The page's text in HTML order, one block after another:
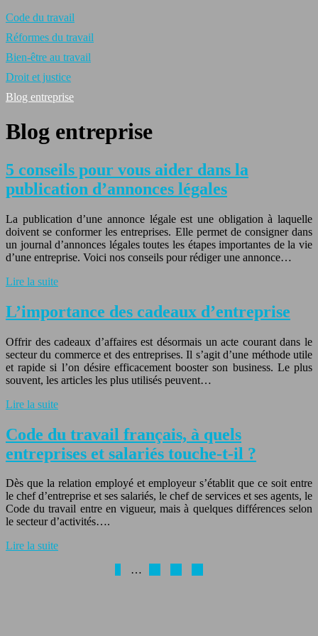
Code du travail
Réformes du travail
Bien-être au travail
Droit et justice
Blog entreprise
Blog entreprise
5 conseils pour vous aider dans la
publication d’annonces légales
La publication d’une annonce légale est une obligation à laquelle
doivent se conformer les entreprises. Elle permet de consigner dans
un journal d’annonces légales toutes les étapes importantes de la vie
d’une entreprise. Voici nos conseils pour rédiger une annonce…
Lire la suite
L’importance des cadeaux d’entreprise
Offrir des cadeaux d’affaires est désormais un acte courant dans le
secteur du commerce et des entreprises. Il s’agit d’une méthode utile
et rapide si l’on désire efficacement booster son business. Le plus
souvent, les articles les plus utilisés peuvent…
Lire la suite
Code du travail français, à quels
entreprises et salariés touche-t-il ?
Dès que la relation employé et employeur s’établit que ce soit entre
le chef d’entreprise et ses salariés, le chef de services et ses agents, le
Code du travail entre en vigueur, mais à quelques différences selon
le secteur d’activités….
Lire la suite
…